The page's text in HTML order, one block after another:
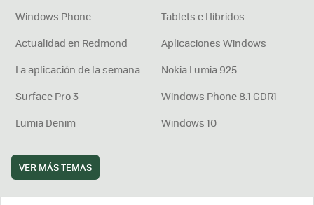
Windows Phone
Tablets e Híbridos
Actualidad en Redmond
Aplicaciones Windows
La aplicación de la semana
Nokia Lumia 925
Surface Pro 3
Windows Phone 8.1 GDR1
Lumia Denim
Windows 10
VER MÁS TEMAS